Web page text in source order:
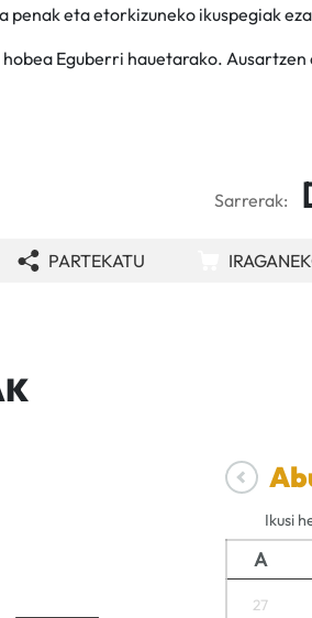
eta etorkizuneko ikuspegiak
Eguberri hauetarako. Ausartzen
Sarrerak:
PARTEKATU
Ikusi
A
27